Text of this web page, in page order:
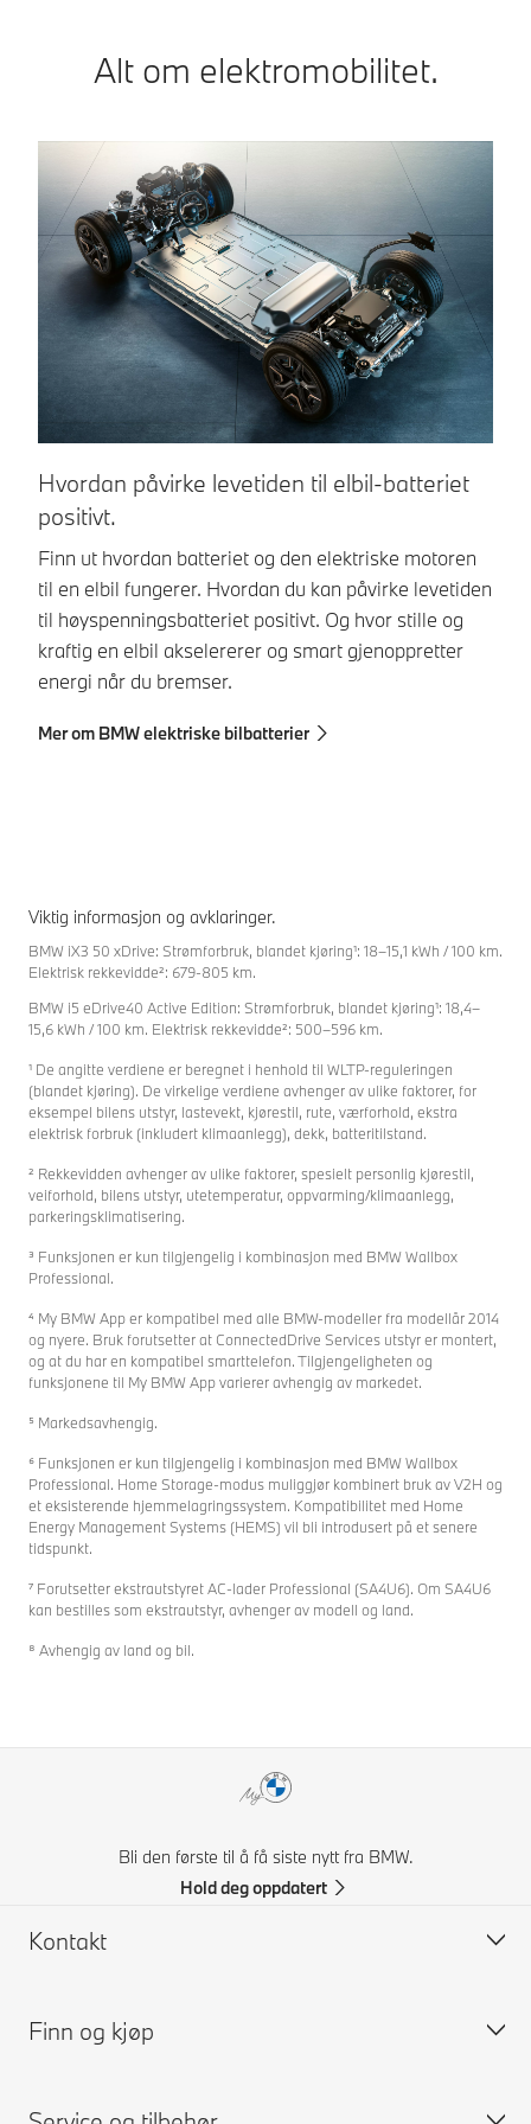
Alt om elektromobilitet.
Hvordan påvirke levetiden til elbil-batteriet
positivt.
Finn ut hvordan batteriet og den elektriske motoren
til en elbil fungerer. Hvordan du kan påvirke levetiden
til høyspenningsbatteriet positivt. Og hvor stille og
kraftig en elbil akselererer og smart gjenoppretter
energi når du bremser.
Mer om BMW elektriske bilbatterier
Viktig informasjon og avklaringer.
BMW iX3 50 xDrive: Strømforbruk, blandet kjøring¹: 18–15,1 kWh / 100 km.
Elektrisk rekkevidde²: 679-805 km.
BMW i5 eDrive40 Active Edition: Strømforbruk, blandet kjøring¹: 18,4–
15,6 kWh / 100 km. Elektrisk rekkevidde²: 500–596 km.
¹ De angitte verdiene er beregnet i henhold til WLTP-reguleringen
(blandet kjøring). De virkelige verdiene avhenger av ulike faktorer, for
eksempel bilens utstyr, lastevekt, kjørestil, rute, værforhold, ekstra
elektrisk forbruk (inkludert klimaanlegg), dekk, batteritilstand.
² Rekkevidden avhenger av ulike faktorer, spesielt personlig kjørestil,
veiforhold, bilens utstyr, utetemperatur, oppvarming/klimaanlegg,
parkeringsklimatisering.
³ Funksjonen er kun tilgjengelig i kombinasjon med BMW Wallbox
Professional.
⁴ My BMW App er kompatibel med alle BMW-modeller fra modellår 2014
og nyere. Bruk forutsetter at ConnectedDrive Services utstyr er montert,
og at du har en kompatibel smarttelefon. Tilgjengeligheten og
funksjonene til My BMW App varierer avhengig av markedet.
⁵ Markedsavhengig.
⁶ Funksjonen er kun tilgjengelig i kombinasjon med BMW Wallbox
Professional. Home Storage-modus muliggjør kombinert bruk av V2H og
et eksisterende hjemmelagringssystem. Kompatibilitet med Home
Energy Management Systems (HEMS) vil bli introdusert på et senere
tidspunkt.
⁷ Forutsetter ekstrautstyret AC-lader Professional (SA4U6). Om SA4U6
kan bestilles som ekstrautstyr, avhenger av modell og land.
⁸ Avhengig av land og bil.
Bli den første til å få siste nytt fra BMW.
Hold deg oppdatert
Kontakt
Kontakt BMW Norge
Få et pristilbud
Finn og kjøp
Bygg din BMW